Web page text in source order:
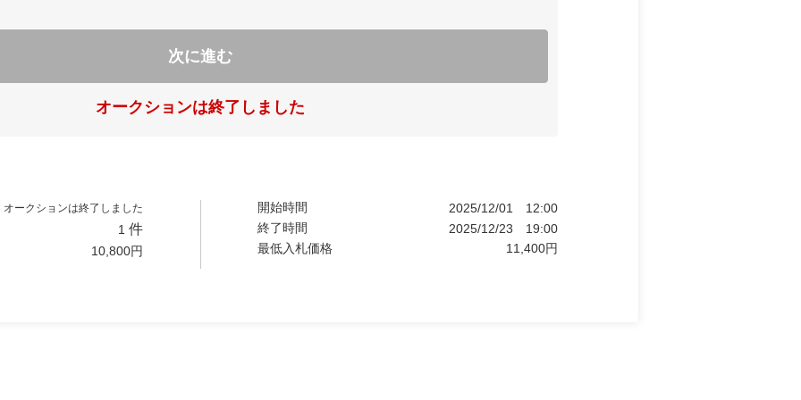
次に進む
オークションは終了しました
オークションは終了しました
1 件
10,800円
開始時間 2025/12/01
12:00
終了時間
2025/12/23
19:00
最低入札価格
11,400円